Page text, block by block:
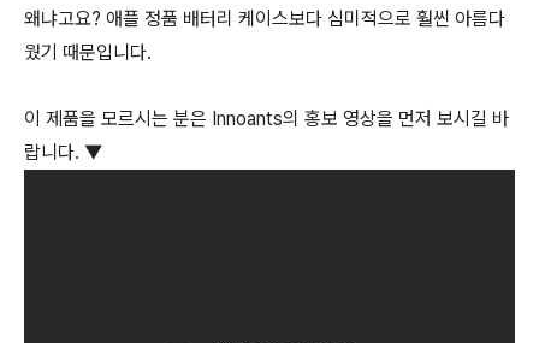
왜냐고요? 애플 정품 배터리 케이스보다 심미적으로 훨씬 아름다
웠기 때문입니다.
이 제품을 모르시는 분은 Innoants의 홍보 영상을 먼저 보시길 바
랍니다. ▼